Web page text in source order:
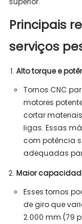
Principais
serviços
Alto torque e
Tornos CNC
motores
cortar
ligas. Essas
com potência
adequadas
Maior
Esses tornos
de giro que
2.000 mm (79